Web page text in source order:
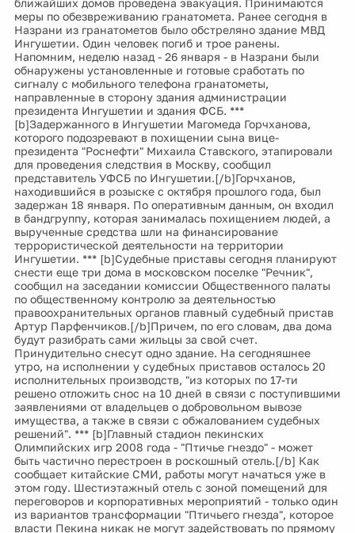
меры по обезвреживанию гранатомета. Ранее сегодня в
Назрани из гранатометов было обстреляно здание МВД
Ингушетии. Один человек погиб и трое ранены.
Напомним, неделю назад - 26 января - в Назрани были
обнаружены установленные и готовые сработать по
сигналу с мобильного телефона гранатометы,
направленные в сторону здания администрации
президента Ингушетии и здания ФСБ. ***
[b]Задержанного в Ингушетии Магомеда Горчханова,
которого подозревают в похищении сына вице-
президента "Роснефти" Михаила Ставского, этапировали
для проведения следствия в Москву, сообщил
представитель УФСБ по Ингушетии.[/b]Горчханов,
находившийся в розыске с октября прошлого года, был
задержан 18 января. По оперативным данным, он входил
в бандгруппу, которая занималась похищением людей, а
вырученные средства шли на финансирование
террористической деятельности на территории
Ингушетии. *** [b]Судебные приставы сегодня планируют
снести еще три дома в московском поселке "Речник",
сообщил на заседании комиссии Общественного палаты
по общественному контролю за деятельностью
правоохранительных органов главный судебный пристав
Артур Парфенчиков.[/b]Причем, по его словам, два дома
будут разибрать сами жильцы за свой счет.
Принудительно снесут одно здание. На сегодняшнее
утро, на исполнении у судебных приставов осталось 20
исполнительных производств, "из которых по 17-ти
решено отложить снос на 10 дней в связи с поступившими
заявлениями от владельцев о добровольном вывозе
имущества, а также в связи с обжалованием судебных
решений". *** [b]Главный стадион пекинских
Олимпийских игр 2008 года - "Птичье гнездо" - может
быть частично перестроен в роскошный отель.[/b] Как
сообщает китайские СМИ, работы могут начаться уже в
этом году. Шестиэтажный отель с зоной помещений для
переговоров и корпоративных мероприятий - только один
из вариантов трансформации "Птичьего гнезда", которое
власти Пекина никак не могут задействовать по прямому